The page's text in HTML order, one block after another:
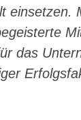
einsetzen.
das